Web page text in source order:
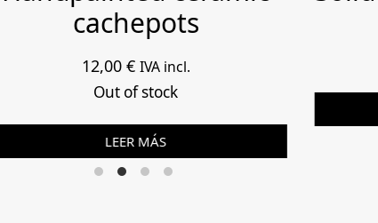
cachepots
12,00 € IVA incl.
Out of stock
LEER MÁS